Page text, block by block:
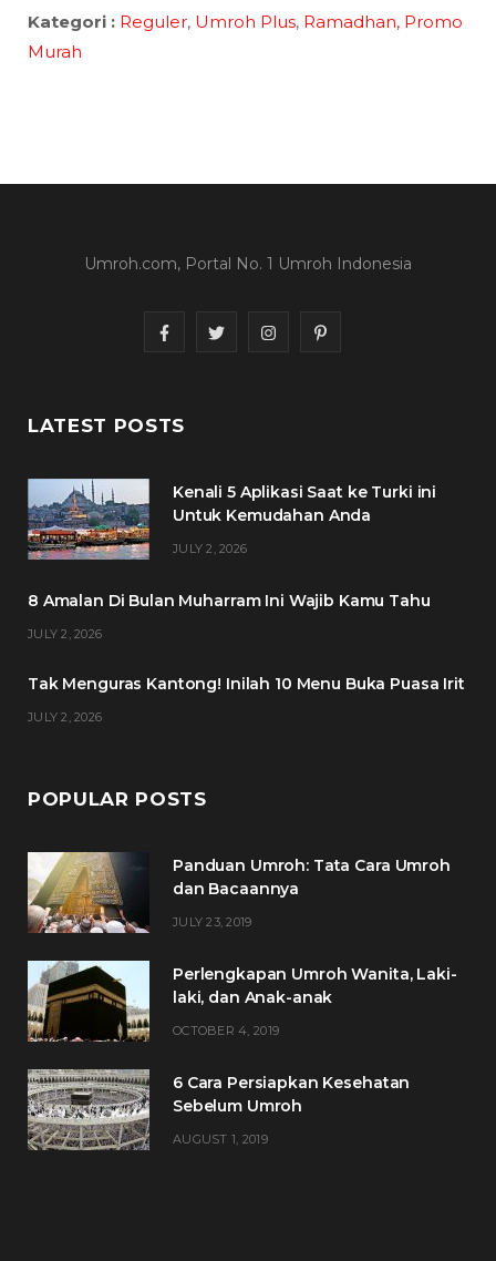
Kategori : Reguler, Umroh Plus, Ramadhan, Promo
Murah
Umroh.com, Portal No. 1 Umroh Indonesia
F
b
T
t
I
a
P
e
LATEST POSTS
Kenali 5 Aplikasi Saat ke Turki ini
Untuk Kemudahan Anda
JULY 2, 2026
8 Amalan Di Bulan Muharram Ini Wajib Kamu Tahu
JULY 2, 2026
Tak Menguras Kantong! Inilah 10 Menu Buka Puasa Irit
JULY 2, 2026
POPULAR POSTS
Panduan Umroh: Tata Cara Umroh
dan Bacaannya
JULY 23, 2019
Perlengkapan Umroh Wanita, Laki-
laki, dan Anak-anak
OCTOBER 4, 2019
6 Cara Persiapkan Kesehatan
Sebelum Umroh
AUGUST 1, 2019